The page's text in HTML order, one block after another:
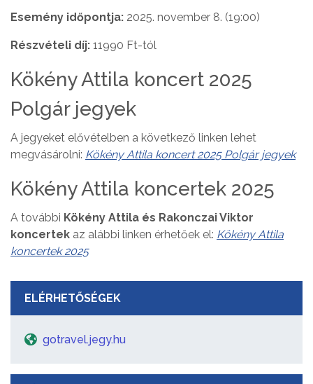
Esemény időpontja: 2025. november 8. (19:00)
Részvételi díj: 11990 Ft-tól
Kökény Attila koncert 2025
Polgár jegyek
A jegyeket elővételben a következő linken lehet
megvásárolni: Kökény Attila koncert 2025 Polgár jegyek
Kökény Attila koncertek 2025
A további Kökény Attila és Rakonczai Viktor
koncertek az alábbi linken érhetőek el: Kökény Attila
koncertek 2025
ELÉRHETŐSÉGEK
gotravel.jegy.hu